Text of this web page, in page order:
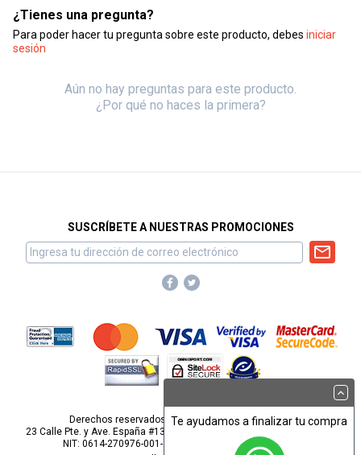
Te ayudamos a finalizar tu compra
¿Tienes una pregunta?
Para poder hacer tu pregunta sobre este producto, debes iniciar
sesión
Aún no hay preguntas para este producto.
¿Por qué no haces la primera?
SUSCRÍBETE A NUESTRAS PROMOCIONES
Derechos reservados para Omnisport, S.A. de C.V.
23 Calle Pte. y Ave. España #1313, Barrio San Miguelito, San Salvador.
NIT: 0614-270976-001-2
webmaster@omnisport.com